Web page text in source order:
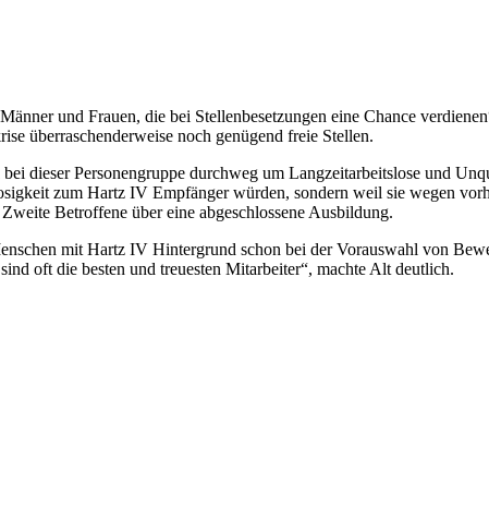
und Frauen, die bei Stellenbesetzungen eine Chance
überraschenderweise noch genügend freie Stellen.
dieser Personengruppe durchweg um Langzeitarbeitslose und
zum Hartz IV Empfänger würden, sondern weil sie wegen
Betroffene über eine abgeschlossene Ausbildung.
mit Hartz IV Hintergrund schon bei der Vorauswahl von
oft die besten und treuesten Mitarbeiter“, machte Alt deutlich.